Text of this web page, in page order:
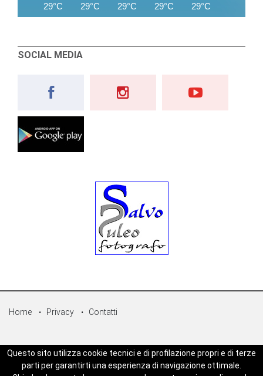
29°C 29°C 29°C 29°C 29°C
SOCIAL MEDIA
Home Privacy Contatti
© Copyright 2026 - Sicilpress Publisher soc.coop - P.Iva:
07050860829 - WEBSICILIANEWS è una testata registrata - Aut. del
tribunale di Palermo n.5 del 18/05/2023 - Direttore Responsabile
Questo sito utilizza cookie tecnici e di profilazione propri e di terze
parti per garantirti una esperienza di navigazione ottimale.